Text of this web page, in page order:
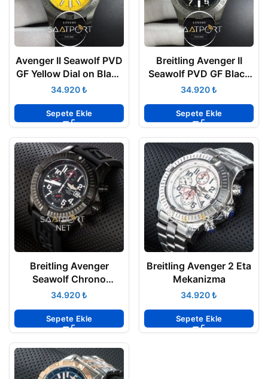
Avenger II Seawolf PVD
GF Yellow Dial on Black
Rubber Strap V2 ETA
₺
Sepete Ekle
Breitling Avenger II
Seawolf PVD GF Black
Dial On Black Nylon V2
₺
Sepete Ekle
Breitling Avenger
Seawolf Chrono
Blacksteel ETA
₺
Sepete Ekle
Breitling Avenger 2 Eta
Mekanizma
₺
Sepete Ekle